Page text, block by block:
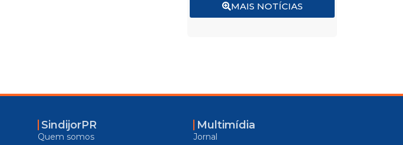
MAIS NOTÍCIAS
SindijorPR
Quem somos
Multimídia
Jornal